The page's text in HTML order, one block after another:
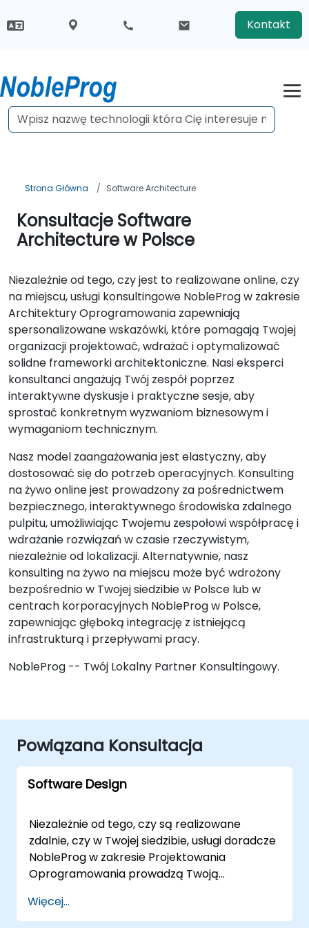
Kontakt
Strona Główna Software Architecture
Konsultacje Software
Architecture w Polsce
Niezależnie od tego, czy jest to realizowane online, czy
na miejscu, usługi konsultingowe NobleProg w zakresie
Architektury Oprogramowania zapewniają
spersonalizowane wskazówki, które pomagają Twojej
organizacji projektować, wdrażać i optymalizować
solidne frameworki architektoniczne. Nasi eksperci
konsultanci angażują Twój zespół poprzez
interaktywne dyskusje i praktyczne sesje, aby
sprostać konkretnym wyzwaniom biznesowym i
wymaganiom technicznym.
Nasz model zaangażowania jest elastyczny, aby
dostosować się do potrzeb operacyjnych. Konsulting
na żywo online jest prowadzony za pośrednictwem
bezpiecznego, interaktywnego środowiska zdalnego
pulpitu, umożliwiając Twojemu zespołowi współpracę i
wdrażanie rozwiązań w czasie rzeczywistym,
niezależnie od lokalizacji. Alternatywnie, nasz
konsulting na żywo na miejscu może być wdrożony
bezpośrednio w Twojej siedzibie w Polsce lub w
centrach korporacyjnych NobleProg w Polsce,
zapewniając głęboką integrację z istniejącą
infrastrukturą i przepływami pracy.
NobleProg -- Twój Lokalny Partner Konsultingowy.
Powiązana Konsultacja
Software Design
Niezależnie od tego, czy są realizowane
zdalnie, czy w Twojej siedzibie, usługi doradcze
NobleProg w zakresie Projektowania
Oprogramowania prowadzą Twoją
optymalizację solidnych architektur
oprogramowania. Nasi eksperci-doradcy
Więcej...